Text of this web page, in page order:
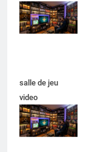
collectionneur
salle de jeu
video
collectionneur